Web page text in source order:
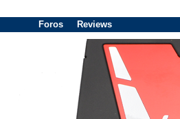
Foros Reviews